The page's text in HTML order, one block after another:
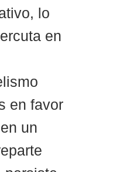
lo
en
en favor
un